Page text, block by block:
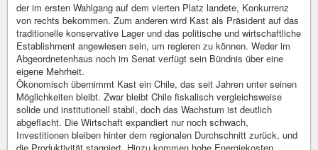
der im ersten Wahlgang auf dem vierten Platz landete, Konkurrenz
von rechts bekommen. Zum anderen wird Kast als Präsident auf das
traditionelle konservative Lager und das politische und wirtschaftliche
Establishment angewiesen sein, um regieren zu können. Weder im
Abgeordnetenhaus noch im Senat verfügt sein Bündnis über eine
eigene Mehrheit.
Ökonomisch übernimmt Kast ein Chile, das seit Jahren unter seinen
Möglichkeiten bleibt. Zwar bleibt Chile fiskalisch vergleichsweise
solide und institutionell stabil, doch das Wachstum ist deutlich
abgeflacht. Die Wirtschaft expandiert nur noch schwach,
Investitionen bleiben hinter dem regionalen Durchschnitt zurück, und